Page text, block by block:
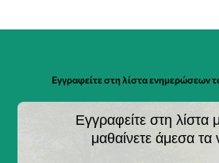
Εγγραφείτε στη λίστα ενημερώσεων
Εγγραφείτε στη λίστα
μαθαίνετε άμεσα τα